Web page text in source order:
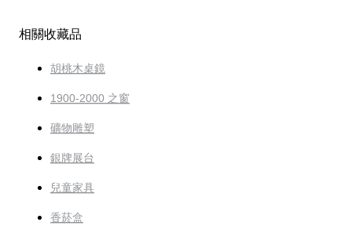
相關收藏品
胡桃木桌鏡
1900-2000 之窗
礦物雕塑
銀牌展台
兒童家具
香菸盒